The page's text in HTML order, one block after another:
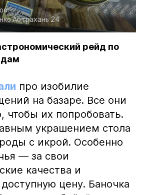
Астрахань 24
рейд по
про изобилие
на базаре. Все они
чтобы их попробовать.
украшением стола
с икрой. Особенно
— за свои
качества и
цену. Баночка